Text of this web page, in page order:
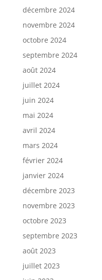
décembre 2024
novembre 2024
octobre 2024
septembre 2024
août 2024
juillet 2024
juin 2024
mai 2024
avril 2024
mars 2024
février 2024
janvier 2024
décembre 2023
novembre 2023
octobre 2023
septembre 2023
août 2023
juillet 2023